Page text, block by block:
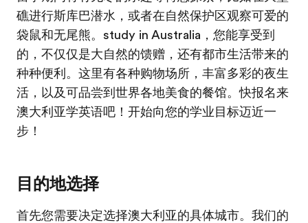
礁进行斯库巴潜水，或者在自然保护区观察可爱的
袋鼠和无尾熊。study in Australia，您能享受到
的，不仅仅是大自然的馈赠，还有都市生活带来的
种种便利。这里有各种购物场所，丰富多彩的夜生
活，以及可品尝到世界各地美食的餐馆。快报名来
澳大利亚学英语吧！开始向您的学业目标迈近一
步！
目的地选择
首先您需要决定选择澳大利亚的具体城市。我们的